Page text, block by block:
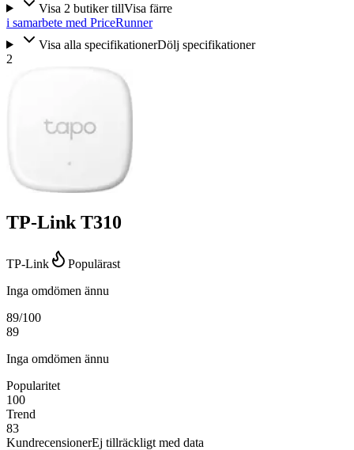
Visa 2 butiker tillVisa färre
i samarbete med PriceRunner
Visa alla specifikationerDölj specifikationer
2
TP-Link T310
TP-Link
Populärast
Inga omdömen ännu
89/100
89
Inga omdömen ännu
Popularitet
100
Trend
83
KundrecensionerEj tillräckligt med data